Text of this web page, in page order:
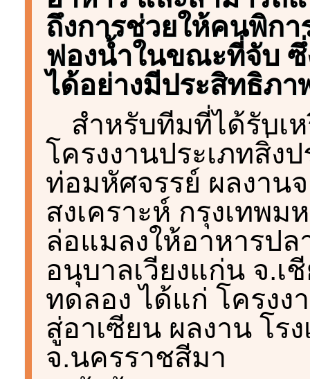
ถึงการช่วยให้คนพิก
ฟองน้ำในขณะที่จับ ซึ่
ได้อย่างมีประสิทธิภา
สำหรับทีมที่ได้รับเ
โครงงานประเภทสิ่ง
ท่อมหัศจรรย์ ผลงาน
สงเคราะห์ กรุงเทพม
ล่อแมลงให้อาหารปล
อนุบาลเวียงแก่น จ.เ
ทดลอง ได้แก่ โครงง
สู่อาเซียน ผลงาน โร
จ.นครราชสีมา